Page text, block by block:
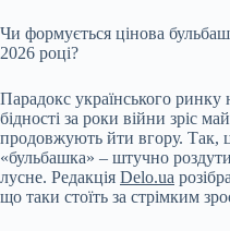
Чи формується цінова
2026 році?
Парадокс українського ринку
бідності за роки війни зріс
продовжують йти вгору. Так,
«бульбашка» – штучно
лусне. Редакція Delo.ua
що таки стоїть за стрімким